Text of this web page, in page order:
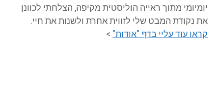
יומיומי מתוך ראייה הוליסטית מקיפה, הצלחתי לכוונן
את נקודת המבט שלי לזווית אחרת ולשנות את חיי.
קראו עוד עליי בדף "אודות" >